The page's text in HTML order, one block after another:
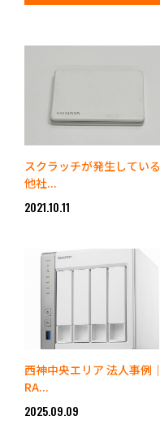
スクラッチが発生してい
他社...
2021.10.11
西神中央エリア 法人事例｜
RA...
2025.09.09